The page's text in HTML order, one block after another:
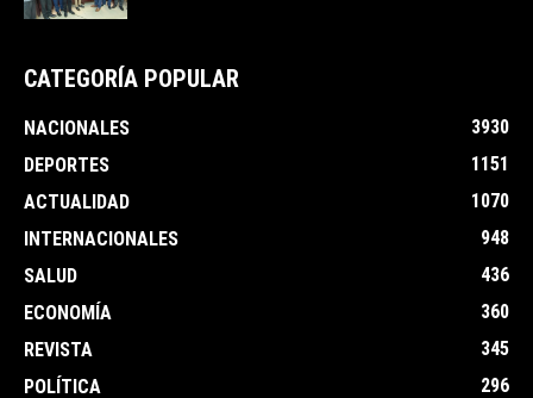
CATEGORÍA POPULAR
NACIONALES
3930
DEPORTES
1151
ACTUALIDAD
1070
INTERNACIONALES
948
SALUD
436
ECONOMÍA
360
REVISTA
345
POLÍTICA
296